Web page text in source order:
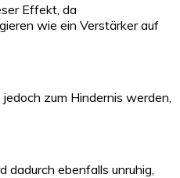
Effekt, da
wie ein Verstärker auf
zum Hindernis werden,
ebenfalls unruhig,